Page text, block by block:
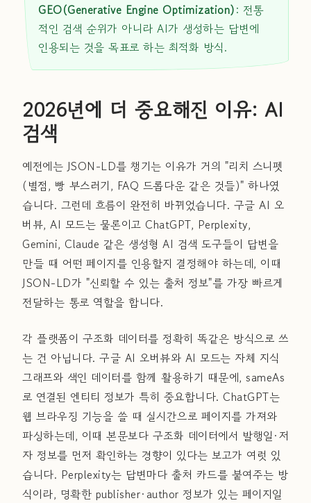
GEO(Generative Engine Optimization): 전통
적인 검색 순위가 아니라 AI가 생성하는 답변에
인용되는 것을 목표로 하는 최적화 방식.
2026년에 더 중요해진 이유: AI
검색
예전에는 JSON-LD를 챙기는 이유가 거의 "리치 스니펫
(별점, 빵 부스러기, FAQ 드롭다운 같은 것들)" 하나였
습니다. 그런데 흐름이 완전히 바뀌었습니다. 구글 AI 오
버뷰, AI 모드는 물론이고 ChatGPT, Perplexity,
Gemini, Claude 같은 생성형 AI 검색 도구들이 답변을
만들 때 어떤 페이지를 인용할지 결정해야 하는데, 이때
JSON-LD가 "신뢰할 수 있는 출처 정보"를 가장 빠르게
전달하는 통로 역할을 합니다.
각 플랫폼이 구조화 데이터를 정확히 똑같은 방식으로 쓰
는 건 아닙니다. 구글 AI 오버뷰와 AI 모드는 자체 지식
그래프와 색인 데이터를 함께 활용하기 때문에, sameAs
로 연결된 엔티티 정보가 특히 중요합니다. ChatGPT는
웹 브라우징 기능을 쓸 때 실시간으로 페이지를 가져와
파싱하는데, 이때 본문보다 구조화 데이터에서 발행일·저
자 정보를 먼저 확인하는 경향이 있다는 보고가 여럿 있
습니다. Perplexity는 답변마다 출처 카드를 붙여주는 방
식이라, 명확한 publisher·author 정보가 있는 페이지일